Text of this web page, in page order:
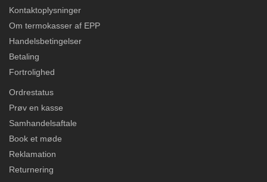
Kontaktoplysninger
Om termokasser af EPP
Handelsbetingelser
Betaling
Fortrolighed
Ordrestatus
Prøv en kasse
Samhandelsaftale
Book et møde
Reklamation
Returnering